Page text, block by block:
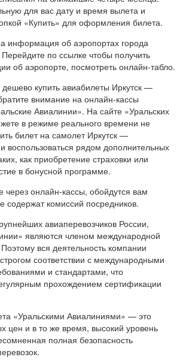
для вас дату и время вылета и
«Купить» для оформления билета.
информация об аэропортах города
по ссылке чтобы получить
об аэропорте, посмотреть онлайн-табло.
дешево купить авиабилеты Иркутск —
внимание на онлайн-кассы
Авиалинии». На сайте «Уральских
в режиме реального времени не
билет на самолет Иркутск —
рядом дополнительных
как приобретение страховки или
в бонусной программе.
через онлайн-кассы, обойдутся вам
содержат комиссий посредников.
авиаперевозчиков России,
являются членом международной
вся деятельность компании
соответствии с международными
и стандартами, что
прохождением сертификации
«Уральскими Авиалиниями» — это
цен и в то же время, высокий уровень
полная безопасность